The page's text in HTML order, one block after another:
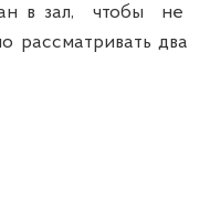
в зал, чтобы не
рассматривать два